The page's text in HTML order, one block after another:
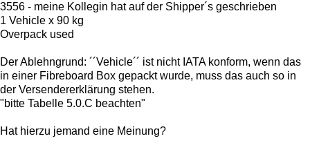
3556 - meine Kollegin hat auf der Shipper´s geschrieben
1 Vehicle x 90 kg
Overpack used
Der Ablehngrund: ´´Vehicle´´ ist nicht IATA konform, wenn das
in einer Fibreboard Box gepackt wurde, muss das auch so in
der Versendererklärung stehen.
"bitte Tabelle 5.0.C beachten"
Hat hierzu jemand eine Meinung?